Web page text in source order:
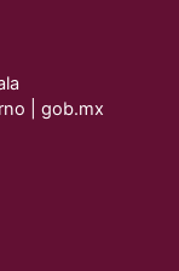
| gob.mx